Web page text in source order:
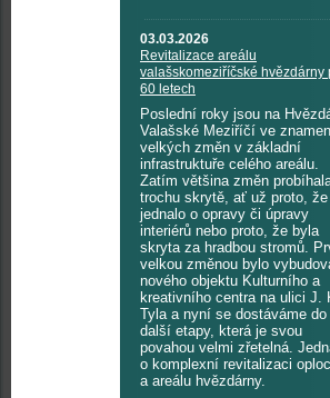
03.03.2026
Revitalizace areálu
valašskomeziříčské hvězdárny
60 letech
Poslední roky jsou na
Valašské Meziříčí ve
velkých změn v základní
infrastruktuře celého areálu.
Zatím většina změn
trochu skrytě, ať už proto,
jednalo o opravy či úpravy
interiérů nebo proto, že byla
skryta za hradbou stromů.
velkou změnou bylo
nového objektu Kulturního a
kreativního centra na ulici J.
Tyla a nyní se dostáváme do
další etapy, která je svou
povahou velmi zřetelná.
o komplexní revitalizaci
a areálu hvězdárny.